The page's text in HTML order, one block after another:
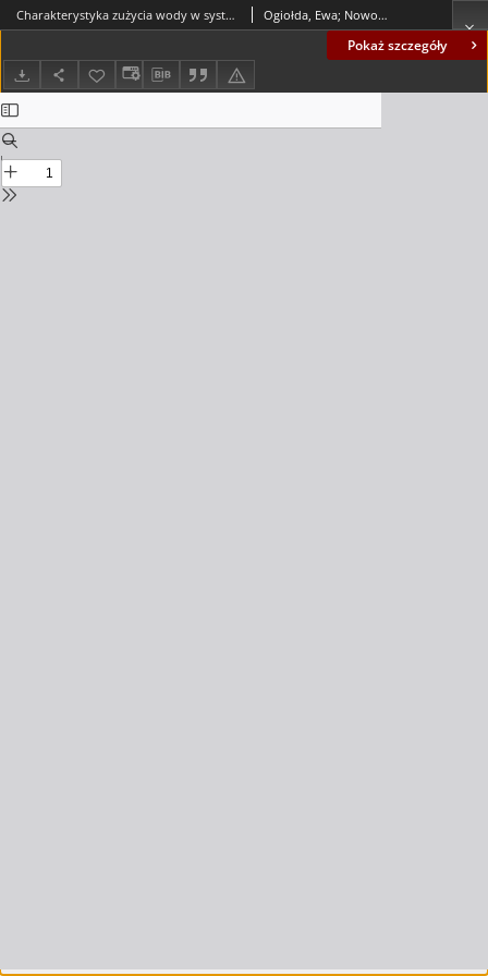
Pokaż szczegóły
Charakterystyka zużycia wody w systemach wodociągowych "Turów" i "Serby" w gminie Głogów = Characteristics of water consumption in water supply systems "Turów" and "Serby" in Głogów commune Ogiołda, Ewa; Nowogoński, Ireneusz; Kłonowska, Renata